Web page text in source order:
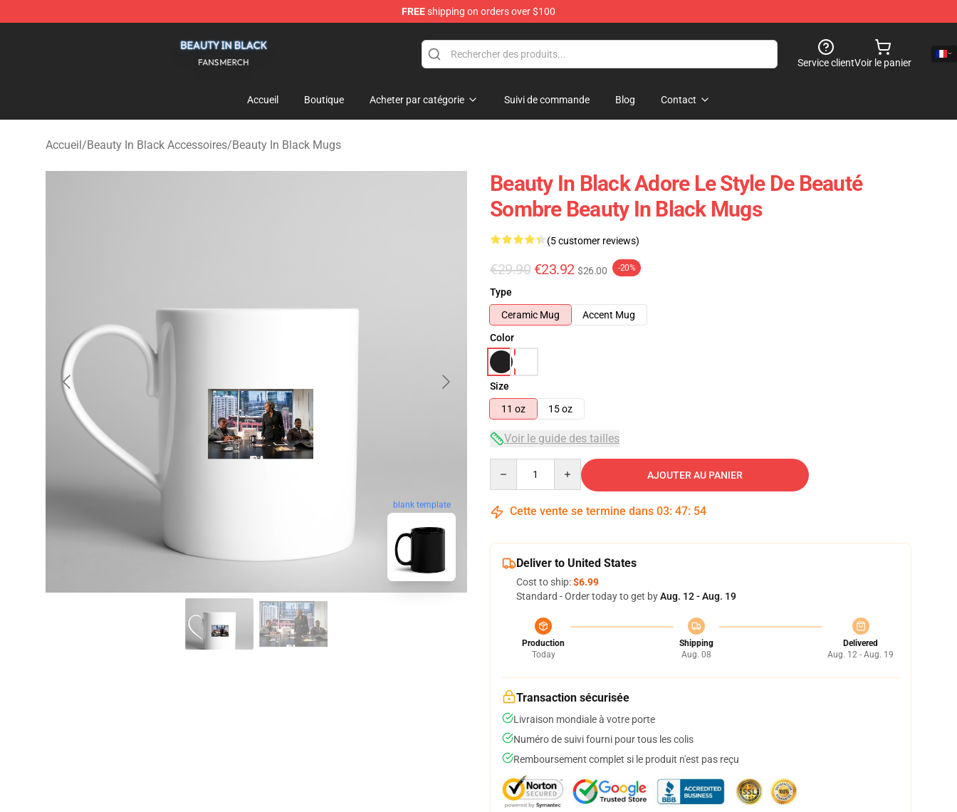
FREEshipping on orders over $100
Service clientVoir le panier
Accueil Boutique Acheter par catégorie Suivi de commande Blog Contact
Accueil/Beauty In Black Accessoires/Beauty In Black Mugs
blank template
Beauty In Black Adore Le Style De Beauté
Sombre Beauty In Black Mugs
(5 customer reviews)
€29.90 €23.92 $26.00 -20%
Type
Ceramic Mug
Accent Mug
Color
Size
11 oz
15 oz
Voir le guide des tailles
AJOUTER AU PANIER
Cette vente se termine dans 03: 47: 53
Deliver to United States
Cost to ship:$6.99
Standard - Order today to get byAug. 12 - Aug. 19
Production
Today
Shipping
Aug. 08
Delivered
Aug. 12 - Aug. 19
Transaction sécurisée
Livraison mondiale à votre porte
Numéro de suivi fourni pour tous les colis
Remboursement complet si le produit n'est pas reçu